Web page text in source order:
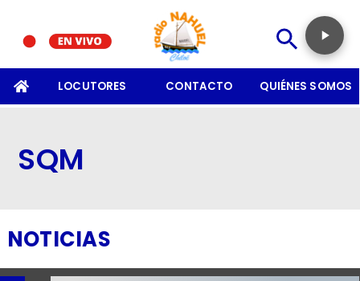
LOCUTORES CONTACTO QUIÉNES SOMOS
SQM
NOTICIAS